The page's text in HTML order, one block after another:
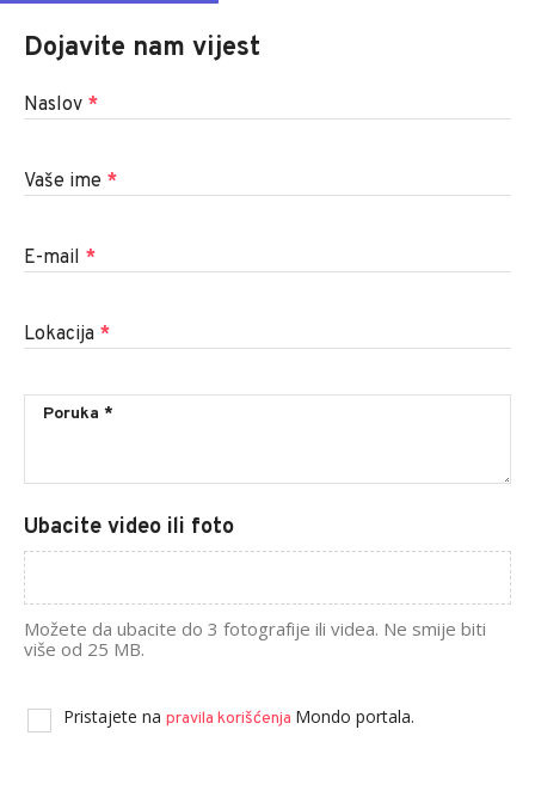
Dojavite nam vijest
Naslov *
Vaše ime *
E-mail *
Lokacija *
Ubacite video ili foto
Možete da ubacite do 3 fotografije ili videa. Ne smije biti
više od 25 MB.
Pristajete na pravila korišćenja Mondo portala.